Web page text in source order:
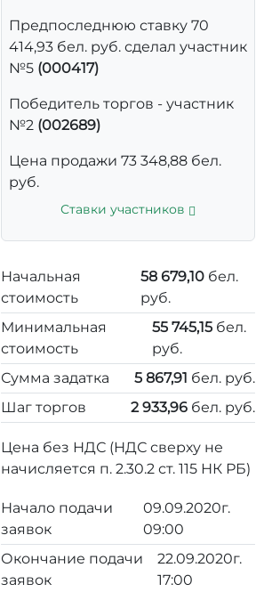
Предпоследнюю ставку 70
414,93 бел. руб. сделал участник
№5 (000417)
Победитель торгов - участник
№2 (002689)
Цена продажи 73 348,88 бел.
руб.
Ставки участников
Начальная
стоимость
58 679,10 бел.
руб.
Минимальная
стоимость
55 745,15бел.
руб.
Сумма задатка
5 867,91 бел. руб.
Шаг торгов
2 933,96 бел. руб.
Цена без НДС (НДС сверху не
начисляется п. 2.30.2 ст. 115 НК РБ)
Начало подачи
заявок
09.09.2020г.
09:00
Окончание подачи
заявок
22.09.2020г.
17:00